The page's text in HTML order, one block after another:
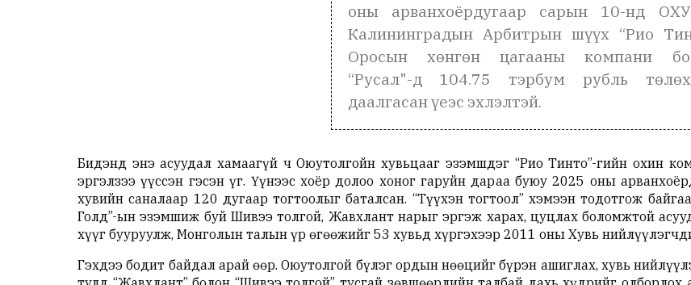
оны арванхоёрдугаар сарын 10-нд
Калининградын Арбитрын шүүх “Рио
Оросын хөнгөн цагааны компани
“Русал"-д 104.75 тэрбум рубль
даалгасан үеэс эхлэлтэй.
Бидэнд энэ асуудал хамаагүй ч Оюутолгойн хувьцааг эзэмшдэг “Рио Тинто”-гийн охин
эргэлзээ үүссэн гэсэн үг. Үүнээс хоёр долоо хоног гаруйн дараа буюу 2025 оны
хувийн саналаар 120 дугаар тогтоолыг баталсан. “Түүхэн тогтоол” хэмээн тодотгож
Голд”-ын эзэмшиж буй Шивээ толгой, Жавхлант нарыг эргэж харах, цуцлах боломжтой
хүүг бууруулж, Монголын талын үр өгөөжийг 53 хувьд хүргэхээр 2011 оны Хувь
Гэхдээ бодит байдал арай өөр. Оюутолгой бүлэг ордын нөөцийг бүрэн ашиглах, хувь